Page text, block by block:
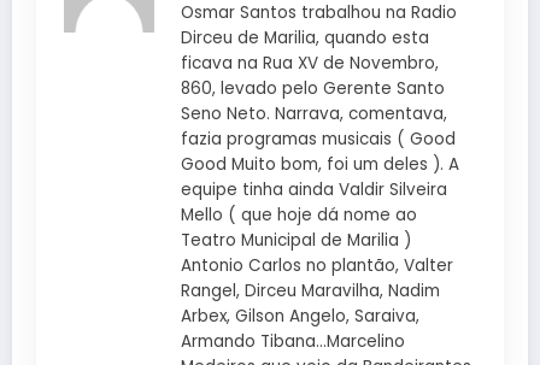
Osmar Santos trabalhou na Radio
Dirceu de Marilia, quando esta
ficava na Rua XV de Novembro,
860, levado pelo Gerente Santo
Seno Neto. Narrava, comentava,
fazia programas musicais ( Good
Good Muito bom, foi um deles ). A
equipe tinha ainda Valdir Silveira
Mello ( que hoje dá nome ao
Teatro Municipal de Marilia )
Antonio Carlos no plantão, Valter
Rangel, Dirceu Maravilha, Nadim
Arbex, Gilson Angelo, Saraiva,
Armando Tibana…Marcelino